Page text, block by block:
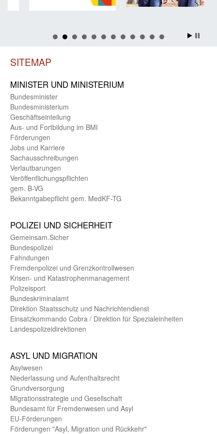
SITEMAP
MINISTER UND MINIST­ERIUM
Bundes­minister
Bundes­ministerium
Geschäfts­einteilung
Aus- und Fortbildung im BMI
Förderungen
Jobs und Karriere
Sachaus­schreibungen
Verlautbarungen
Veröffentlichungspflichten
gem. B-VG
Bekanntgabepflicht gem. MedKF-TG
POLIZEI UND SICHER­HEIT
Gemein­sam.Sicher
Bundes­polizei
Fahndungen
Fremdenpolizei und Grenzkontrollwesen
Krisen- und Katastrophen­management
Polizeisport
Bundes­kriminal­amt
Direktion Staats­schutz und Nach­richten­dienst
Einsatz­kommando Cobra / Direktion für Spezialeinheiten
Landes­polizei­direk­tionen
ASYL UND MIGRA­TION
Asyl­wesen
Nieder­lassung und Aufent­halts­recht
Grund­versorgung
Migrations­strategie und Gesell­schaft
Bundes­amt für Fremden­wesen und Asyl
EU-Förde­rungen
Förderungen "Asyl, Migration und Rückkehr"